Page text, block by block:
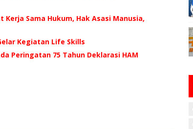
Sama Hukum, Hak Asasi Manusia,
Kegiatan Life Skills
Peringatan 75 Tahun Deklarasi HAM